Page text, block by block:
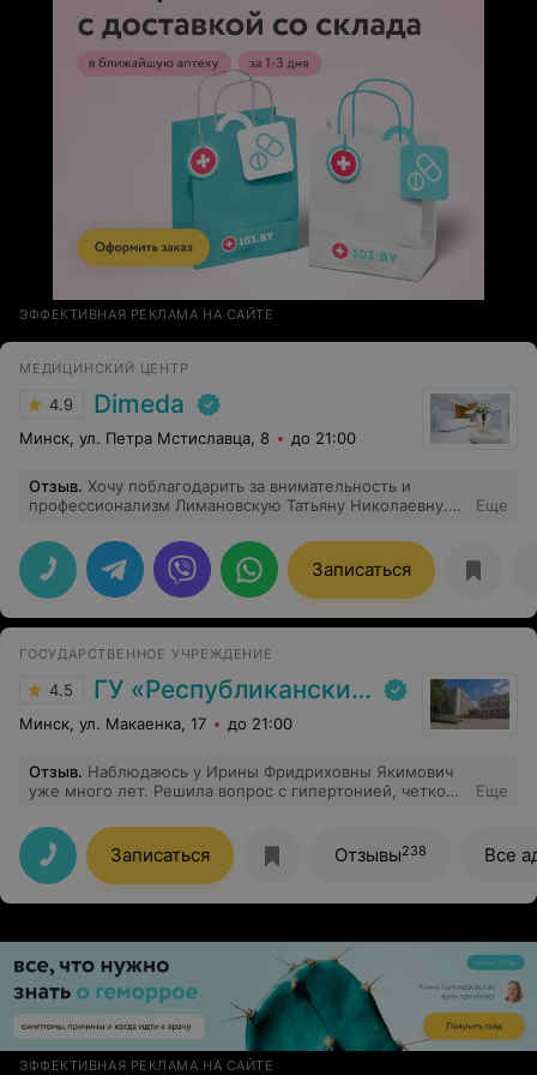
ЭФФЕКТИВНАЯ РЕКЛАМА НА САЙТЕ
МЕДИЦИНСКИЙ ЦЕНТР
4.9 Dimeda
Минск, ул. Петра Мстиславца, 8 до 21:00
Отзыв. Хочу поблагодарить за внимательность и
профессионализм Лимановскую Татьяну Николаевну.
специалиста, которому можно доверить здоровье
своих зубов)
Еще
Записаться
ГОСУДАРСТВЕННОЕ УЧРЕЖДЕНИЕ
4.5 ГУ «Республиканский научно-практический центр медицинской экспертизы и реабилитаци»
Минск, ул. Макаенка, 17 до 21:00
Отзыв. Наблюдаюсь у Ирины Фридриховны Якимович
уже много лет. Решила вопрос с гипертонией, четко
Ирина Фридриховна прекрасный специалист,
компетентный, с огромным опытом, а ещё -
внимательный и чуткий человек.
Еще
Записаться Отзывы238 Все
ЭФФЕКТИВНАЯ РЕКЛАМА НА САЙТЕ